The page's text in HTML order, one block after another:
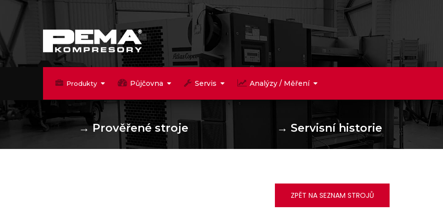
Produkty Půjčovna Servis Analýzy / Měření
→Prověřené stroje → Servisní historie
ZPĚT NA SEZNAM STROJŮ